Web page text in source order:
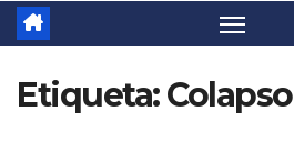
Etiqueta:Colapso